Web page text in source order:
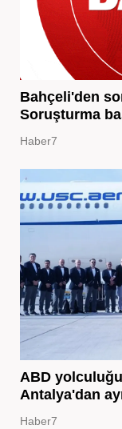
Bahçeli'den
Soruşturma
Haber7
ABD yolculuğu
Antalya'dan
Haber7